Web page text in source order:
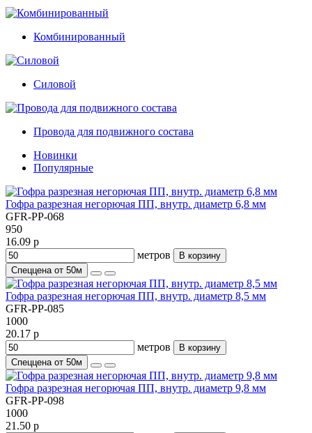
Комбинированный
Силовой
Провода для подвижного состава
Новинки
Популярные
Гофра разрезная негорючая ПП, внутр. диаметр 6,8 мм
GFR-PP-068
950
16.09 р
метров
В корзину
Спеццена от 50м
Гофра разрезная негорючая ПП, внутр. диаметр 8,5 мм
GFR-PP-085
1000
20.17 р
метров
В корзину
Спеццена от 50м
Гофра разрезная негорючая ПП, внутр. диаметр 9,8 мм
GFR-PP-098
1000
21.50 р